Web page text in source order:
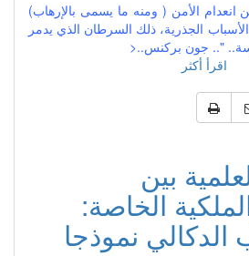
انعدام الأمن ( ومنه ما يسمى بالإرهاب)
الجذرية، ذلك السرطان الذي يدمر
".. جون بركنس..<
اقرأ أكثر
بين
الخاصة:
نموذجا